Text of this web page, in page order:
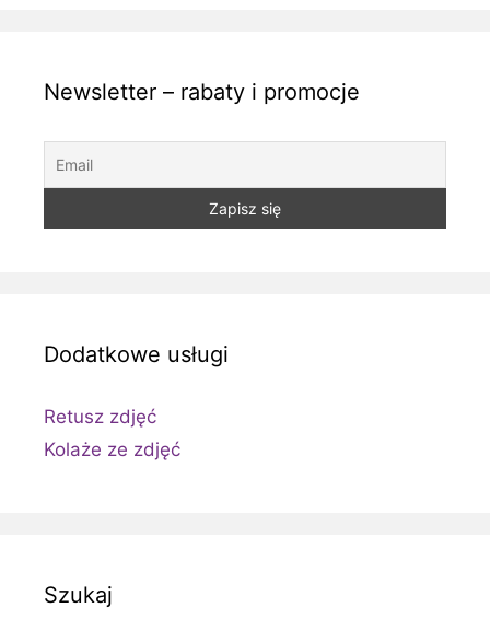
Newsletter – rabaty i promocje
Dodatkowe usługi
Retusz zdjęć
Kolaże ze zdjęć
Szukaj